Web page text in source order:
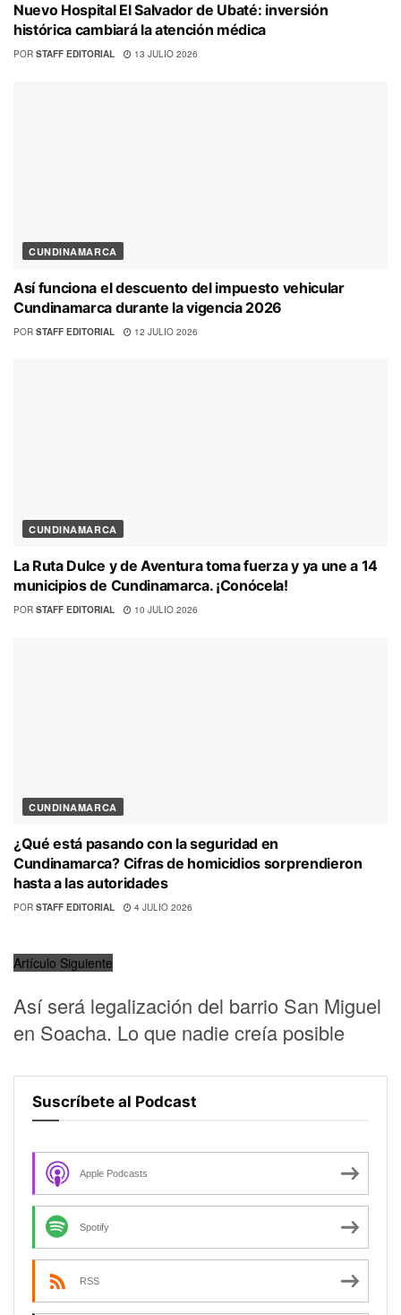
Nuevo Hospital El Salvador de Ubaté: inversión
histórica cambiará la atención médica
POR STAFF EDITORIAL 13 JULIO 2026
CUNDINAMARCA
Así funciona el descuento del impuesto vehicular
Cundinamarca durante la vigencia 2026
POR STAFF EDITORIAL 12 JULIO 2026
CUNDINAMARCA
La Ruta Dulce y de Aventura toma fuerza y ya une a 14
municipios de Cundinamarca. ¡Conócela!
POR STAFF EDITORIAL 10 JULIO 2026
CUNDINAMARCA
¿Qué está pasando con la seguridad en
Cundinamarca? Cifras de homicidios sorprendieron
hasta a las autoridades
POR STAFF EDITORIAL 4 JULIO 2026
Artículo Siguiente
Así será legalización del barrio San Miguel
en Soacha. Lo que nadie creía posible
Suscríbete al Podcast
Apple Podcasts
Spotify
RSS